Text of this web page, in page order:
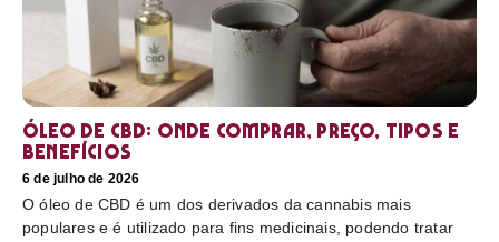
Óleo de CBD: Onde comprar, preço, tipos e
benefícios
6 de julho de 2026
O óleo de CBD é um dos derivados da cannabis mais
populares e é utilizado para fins medicinais, podendo tratar